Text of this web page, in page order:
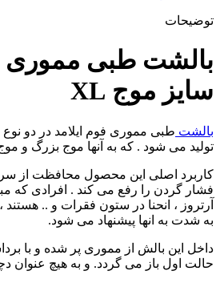
توضیحات
بالشت طبی مموری
سایز موج XL
بالشت طبی مموری فوم ایلامد در دو
تولید می شود . که به آنها موج بزرگ و
کاربرد اصلی این محصول محافظت از
فشار گردن را رفع می کند . افرادی که
آرتروز ، انحنا در ستون فقرات و ..
به شدت به انها پیشنهاد می شود.
داخل این بالش از مموری پر شده و با
حالت اول باز می گردد. و به هیچ عنوان